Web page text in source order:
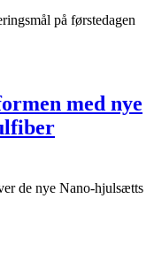
på førstedagen
med nye
de nye Nano-hjulsætts